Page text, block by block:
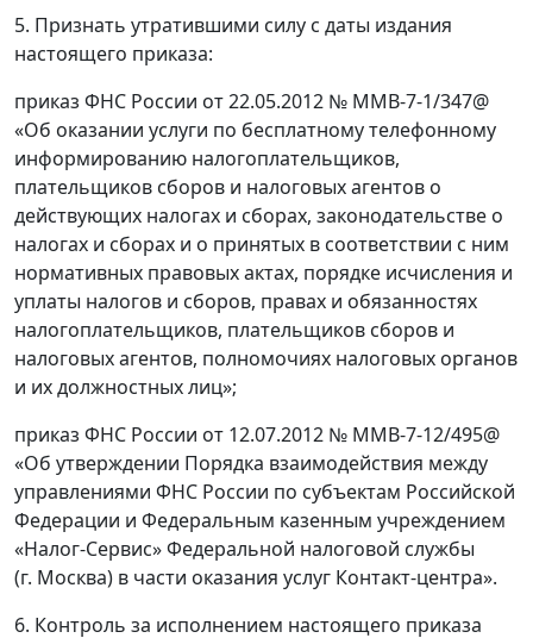
5. Признать утратившими силу с даты издания
настоящего приказа:
приказ ФНС России от 22.05.2012 № ММВ-7-1/347@
«Об оказании услуги по бесплатному телефонному
информированию налогоплательщиков,
плательщиков сборов и налоговых агентов о
действующих налогах и сборах, законодательстве о
налогах и сборах и о принятых в соответствии с ним
нормативных правовых актах, порядке исчисления и
уплаты налогов и сборов, правах и обязанностях
налогоплательщиков, плательщиков сборов и
налоговых агентов, полномочиях налоговых органов
и их должностных лиц»;
приказ ФНС России от 12.07.2012 № ММВ-7-12/495@
«Об утверждении Порядка взаимодействия между
управлениями ФНС России по субъектам Российской
Федерации и Федеральным казенным учреждением
«Налог-Сервис» Федеральной налоговой службы
(г. Москва) в части оказания услуг Контакт-центра».
6. Контроль за исполнением настоящего приказа